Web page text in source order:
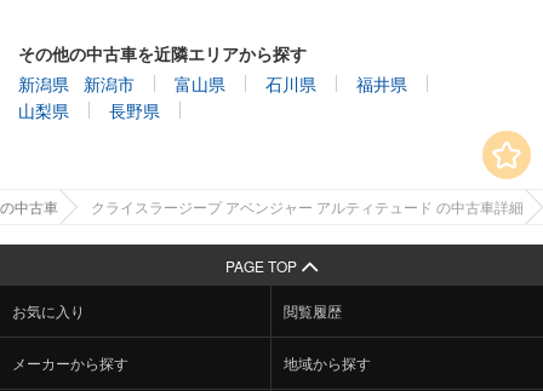
その他の中古車を近隣エリアから探す
新潟県
新潟市 富山県 石川県
福井県
山梨県
長野県
中古車 クライスラージープ アベンジャー アルティテュード の中古車詳細
PAGE TOP
お気に入り 閲覧履歴
メーカーから探す 地域から探す